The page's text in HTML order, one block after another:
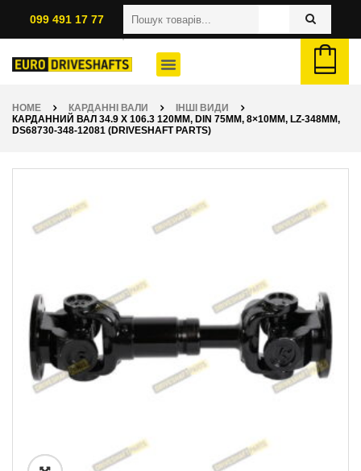
099 491 17 77
HOME КАРДАННІ ВАЛИ
ІНШІ ВИДИ
КАРДАННИЙ ВАЛ 34.9 X 106.3 120ММ, DIN 75ММ, 8×10ММ, LZ-348ММ,
DS68730-348-12081 (DRIVESHAFT PARTS)